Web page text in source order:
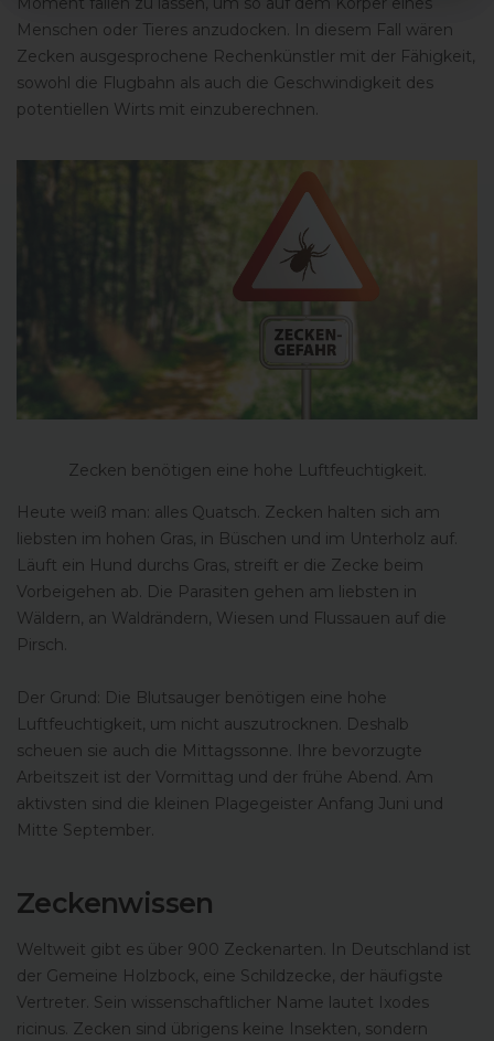
Menschen oder Tieres anzudocken. In diesem Fall wären
Zecken ausgesprochene Rechenkünstler mit der Fähigkeit,
sowohl die Flugbahn als auch die Geschwindigkeit des
potentiellen Wirts mit einzuberechnen.
Zecken benötigen eine hohe Luftfeuchtigkeit.
Heute weiß man: alles Quatsch. Zecken halten sich am
liebsten im hohen Gras, in Büschen und im Unterholz auf.
Läuft ein Hund durchs Gras, streift er die Zecke beim
Vorbeigehen ab. Die Parasiten gehen am liebsten in
Wäldern, an Waldrändern, Wiesen und Flussauen auf die
Pirsch.
Der Grund: Die Blutsauger benötigen eine hohe
Luftfeuchtigkeit, um nicht auszutrocknen. Deshalb
scheuen sie auch die Mittagssonne. Ihre bevorzugte
Arbeitszeit ist der Vormittag und der frühe Abend. Am
aktivsten sind die kleinen Plagegeister Anfang Juni und
Mitte September.
Zeckenwissen
Weltweit gibt es über 900 Zeckenarten. In Deutschland ist
der Gemeine Holzbock, eine Schildzecke, der häufigste
Vertreter. Sein wissenschaftlicher Name lautet Ixodes
ricinus. Zecken sind übrigens keine Insekten, sondern